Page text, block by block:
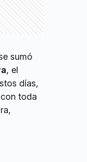
sumó
, el
días,
toda